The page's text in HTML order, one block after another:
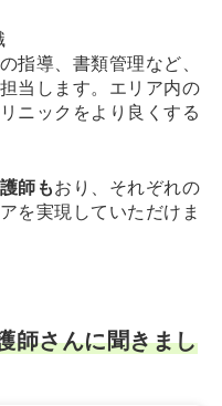
指導、書類管理など、
当します。エリア内の
ニックをより良くする
師もおり、それぞれの
を実現していただけま
師さんに聞きまし